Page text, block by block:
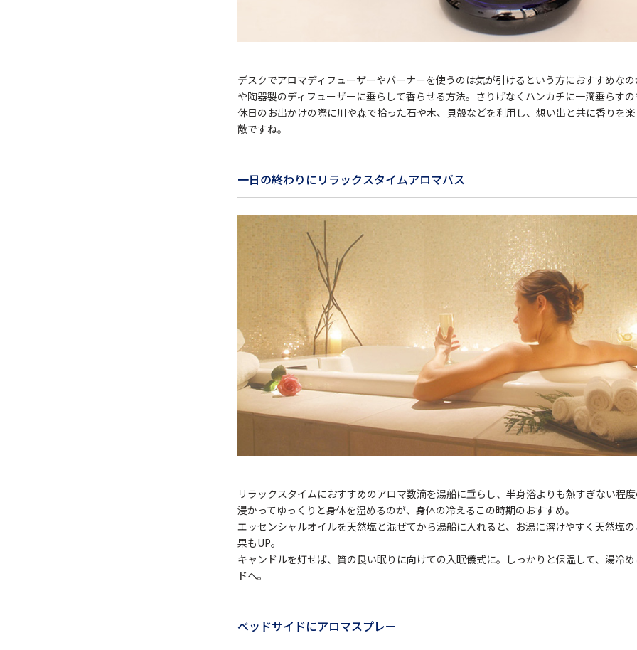
デスクでアロマディフューザーやバーナーを使うのは気が引けるという方におすすめな
や陶器製のディフューザーに垂らして香らせる方法。さりげなくハンカチに一滴垂らす
休日のお出かけの際に川や森で拾った石や木、貝殻などを利用し、想い出と共に香りを
敵ですね。
一日の終わりにリラックスタイムアロマバス
リラックスタイムにおすすめのアロマ数滴を湯船に垂らし、半身浴よりも熱すぎない程
浸かってゆっくりと身体を温めるのが、身体の冷えるこの時期のおすすめ。
エッセンシャルオイルを天然塩と混ぜてから湯船に入れると、お湯に溶けやすく天然塩
果もUP。
キャンドルを灯せば、質の良い眠りに向けての入眠儀式に。しっかりと保温して、湯冷
ドへ。
ベッドサイドにアロマスプレー